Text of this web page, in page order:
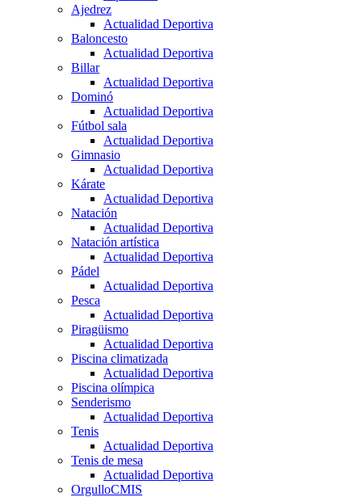
Ajedrez
Actualidad Deportiva
Baloncesto
Actualidad Deportiva
Billar
Actualidad Deportiva
Dominó
Actualidad Deportiva
Fútbol sala
Actualidad Deportiva
Gimnasio
Actualidad Deportiva
Kárate
Actualidad Deportiva
Natación
Actualidad Deportiva
Natación artística
Actualidad Deportiva
Pádel
Actualidad Deportiva
Pesca
Actualidad Deportiva
Piragüismo
Actualidad Deportiva
Piscina climatizada
Actualidad Deportiva
Piscina olímpica
Senderismo
Actualidad Deportiva
Tenis
Actualidad Deportiva
Tenis de mesa
Actualidad Deportiva
OrgulloCMIS